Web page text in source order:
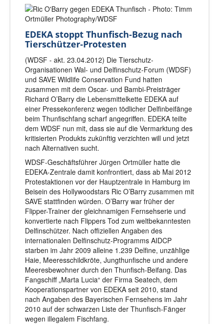
EDEKA stoppt Thunfisch-Bezug nach
Tierschützer-Protesten
(WDSF - akt. 23.04.2012) Die Tierschutz-
Organisationen Wal- und Delfinschutz-Forum (WDSF)
und SAVE Wildlife Conservation Fund hatten
zusammen mit dem Oscar- und Bambi-Preisträger
Richard O’Barry die Lebensmittelkette EDEKA auf
einer Pressekonferenz wegen tödlicher Delfinbeifänge
beim Thunfischfang scharf angegriffen. EDEKA teilte
dem WDSF nun mit, dass sie auf die Vermarktung des
kritisierten Produkts zukünftig verzichten will und jetzt
nach Alternativen sucht.
WDSF-Geschäftsführer Jürgen Ortmüller hatte die
EDEKA-Zentrale damit konfrontiert, dass ab Mai 2012
Protestaktionen vor der Hauptzentrale in Hamburg im
Beisein des Hollywoodstars Ric O’Barry zusammen mit
SAVE stattfinden würden. O’Barry war früher der
Flipper-Trainer der gleichnamigen Fernsehserie und
konvertierte nach Flippers Tod zum weltbekanntesten
Delfinschützer. Nach offiziellen Angaben des
internationalen Delfinschutz-Programms AIDCP
starben im Jahr 2009 alleine 1.239 Delfine, unzählige
Haie, Meeresschildkröte, Jungthunfische und andere
Meeresbewohner durch den Thunfisch-Beifang. Das
Fangschiff „Marta Lucia“ der Firma Seatech, dem
Kooperationspartner von EDEKA seit 2010, stand
nach Angaben des Bayerischen Fernsehens im Jahr
2010 auf der schwarzen Liste der Thunfisch-Fänger
wegen illegalem Fischfang.